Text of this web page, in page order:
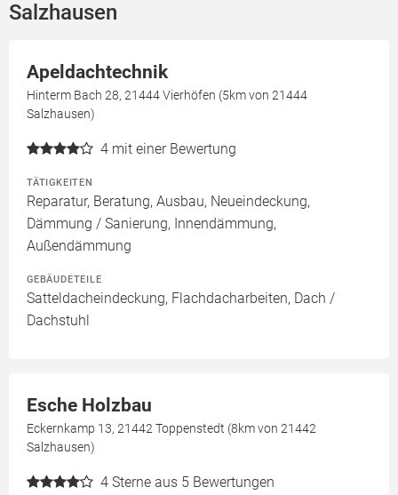
Salzhausen
Apeldachtechnik
Hinterm Bach 28, 21444 Vierhöfen (5km von 21444
Salzhausen)
4 mit einer Bewertung
TÄTIGKEITEN
Reparatur, Beratung, Ausbau, Neueindeckung,
Dämmung / Sanierung, Innendämmung,
Außendämmung
GEBÄUDETEILE
Satteldacheindeckung, Flachdacharbeiten, Dach /
Dachstuhl
Esche Holzbau
Eckernkamp 13, 21442 Toppenstedt (8km von 21442
Salzhausen)
4 Sterne aus 5 Bewertungen